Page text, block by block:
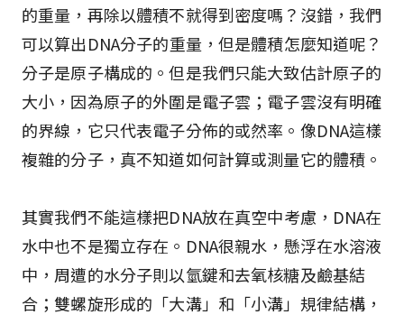
的重量，再除以體積不就得到密度嗎？沒錯，我們
可以算出DNA分子的重量，但是體積怎麼知道呢？
分子是原子構成的。但是我們只能大致估計原子的
大小，因為原子的外圍是電子雲；電子雲沒有明確
的界線，它只代表電子分佈的或然率。像DNA這樣
複雜的分子，真不知道如何計算或測量它的體積。
其實我們不能這樣把DNA放在真空中考慮，DNA在
水中也不是獨立存在。DNA很親水，懸浮在水溶液
中，周遭的水分子則以氫鍵和去氧核糖及鹼基結
合；雙螺旋形成的「大溝」和「小溝」規律結構，